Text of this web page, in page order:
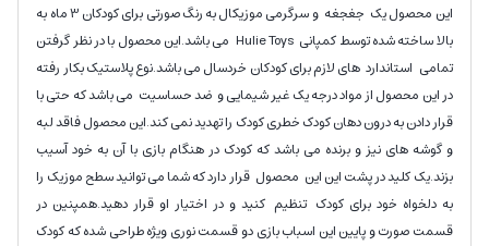
این محصول یک جغجغه و سرگرمی موزیکال به رنگ صورتی برای کودکان 3 ماه به
بالا ساخته شده توسط کمپانی Hulie Toys می باشد.این محصول با در نظر گرفتن
تمامی استاندارد های لازم برای کودکان خردسال می باشد.نوع پلاستیک بکار رفته
در این محصول از مواد درجه یک غیر شیمایی و ضد حساسیت می باشد که حتی با
قرار دادن به درون دهان کودک خطری کودک را تهدید نمی کند.این محصول فاقد لبه
و گوشه های نیز و برنده می باشد که کودک در هنگام بازی با آن به خود آسیب
بزند.یک کلید در پشت این این محصول قرار دارد که شما می توانید سطح موزیک را
به دلخواه خود برای کودک تنظیم کنید و در اختیار او قرار دهید.همپنین در
قسمت صورت و پایین این اسباب بازی دو قسمت نوری ویژه طراحی شده که کودک